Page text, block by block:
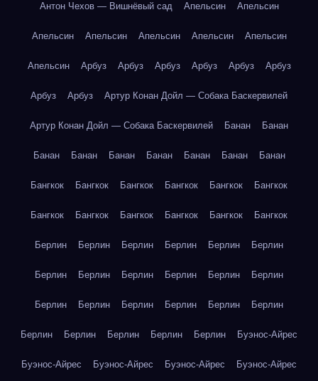
Антон Чехов — Вишнёвый сад Апельсин Апельсин
Апельсин Апельсин Апельсин Апельсин Апельсин
Апельсин Арбуз Арбуз Арбуз Арбуз Арбуз Арбуз
Арбуз Арбуз Артур Конан Дойл — Собака Баскервилей
Артур Конан Дойл — Собака Баскервилей Банан Банан
Банан Банан Банан Банан Банан Банан Банан
Бангкок Бангкок Бангкок Бангкок Бангкок Бангкок
Бангкок Бангкок Бангкок Бангкок Бангкок Бангкок
Берлин Берлин Берлин Берлин Берлин Берлин
Берлин Берлин Берлин Берлин Берлин Берлин
Берлин Берлин Берлин Берлин Берлин Берлин
Берлин Берлин Берлин Берлин Берлин Буэнос-Айрес
Буэнос-Айрес Буэнос-Айрес Буэнос-Айрес Буэнос-Айрес